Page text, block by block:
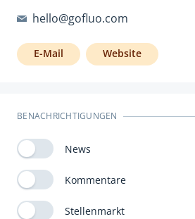
hello@gofluo.com
E-Mail Website
BENACHRICHTIGUNGEN
News
Kommentare
Stellenmarkt